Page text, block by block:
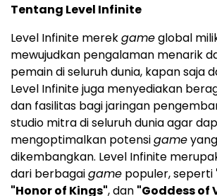
Tentang Level Infinite
Level Infinite merekgameglobal
mewujudkan pengalaman menarik
pemain di seluruh dunia, kapan saja
Level Infinite juga menyediakan
dan fasilitas bagi jaringan
studio mitra di seluruh dunia agar
mengoptimalkan potensigameyang
dikembangkan. Level Infinite
dari berbagaigame populer, seperti
"Honor of Kings", dan "Goddess of